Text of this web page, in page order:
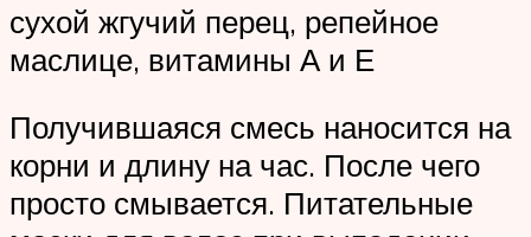
сухой жгучий перец, репейное
маслице, витамины А и Е
Получившаяся смесь наносится на
корни и длину на час. После чего
просто смывается. Питательные